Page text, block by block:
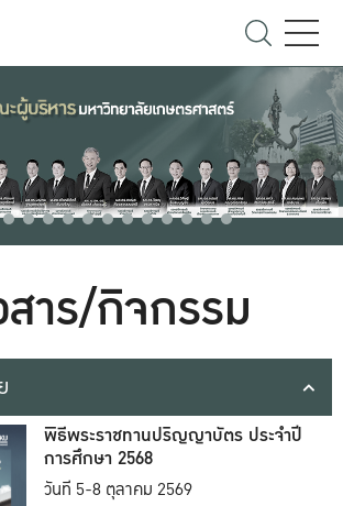
สาร/กิจกรรม
พิธีพระราชทานปริญญาบัตร ประจำปี
การศึกษา 2568
วันที่ 5-8 ตุลาคม 2569